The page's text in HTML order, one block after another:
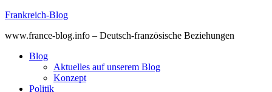
Skip
content
Frankreich-Blog
www.france-blog.info – Deutsch-französische Beziehungen
Blog
Aktuelles auf unserem Blog
Konzept
Politik